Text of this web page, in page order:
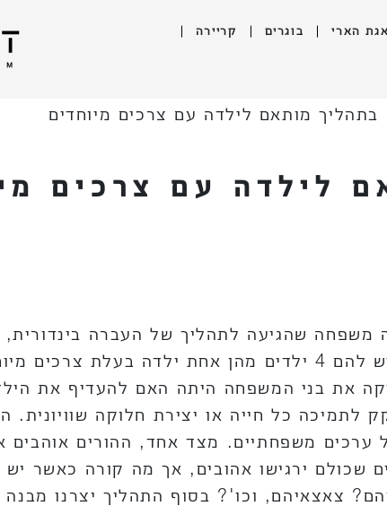
הארי בוגרים קריירה
בתהליך מותאם לילדה עם צרכים מיוחדים
לילדה עם צרכים
משפחה שהגיעה לתהליך של העברה בינדורית,
ו-3 נכסי נדל"ן יש להם 4 ילדים מהן אחת ילדה בעלת
את בני המשפחה היתה האם להעדיף את
לתמיכה כל חייה או יצירת חלוקה שוויונית.
משפחתיים. מצד אחד, ההורים אוהבים
שכולם ירגישו אהובים, אך מה קורה כאשר יש
צאצאיהם, וכו'? בסוף התהליך יצרנו